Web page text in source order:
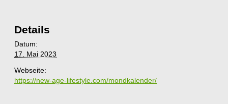
Details
Datum:
17. Mai 2023
Webseite:
https://new-age-lifestyle.com/mondkalender/